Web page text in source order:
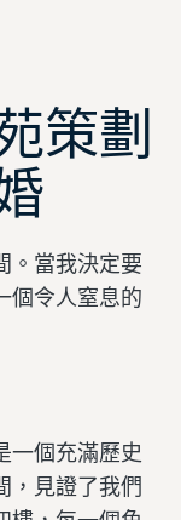
策劃
。當我決定要
個令人窒息的
一個充滿歷史
，見證了我們